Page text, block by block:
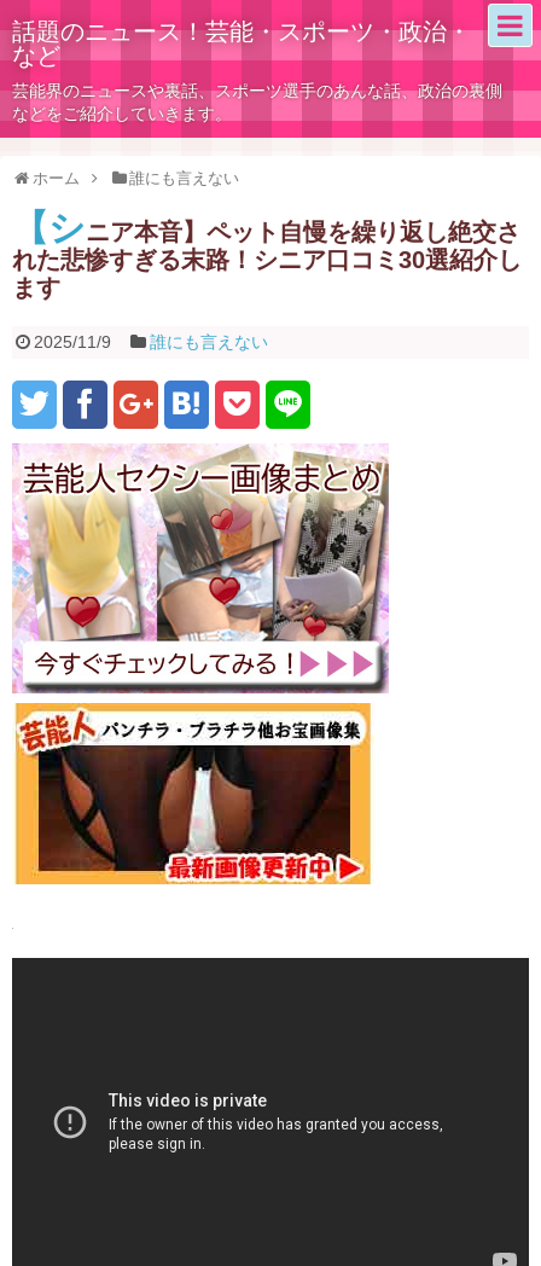
話題のニュース！芸能・スポーツ・政治・
など
芸能界のニュースや裏話、スポーツ選手のあんな話、政治の裏側
などをご紹介していきます。
ホーム 誰にも言えない
【シニア本音】ペット自慢を繰り返し絶交さ
れた悲惨すぎる末路！シニア口コミ30選紹介し
ます
2025/11/9 誰にも言えない